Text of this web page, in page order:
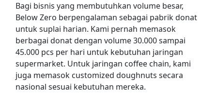
Bagi bisnis yang membutuhkan volume besar,
Below Zero berpengalaman sebagai pabrik donat
untuk suplai harian. Kami pernah memasok
berbagai donat dengan volume 30.000 sampai
45.000 pcs per hari untuk kebutuhan jaringan
supermarket. Untuk jaringan coffee chain, kami
juga memasok customized doughnuts secara
nasional sesuai kebutuhan mereka.